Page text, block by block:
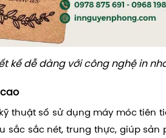
kế dễ dàng với công nghệ in
thuật số sử dụng máy móc tiên
sắc sắc nét, trung thực, giúp sản